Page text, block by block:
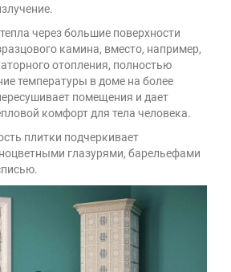
через большие поверхности
камина, вместо, например,
отопления, полностью
температуры в доме на более
помещения и дает
комфорт для тела человека.
плитки подчеркивает
глазурями, барельефами